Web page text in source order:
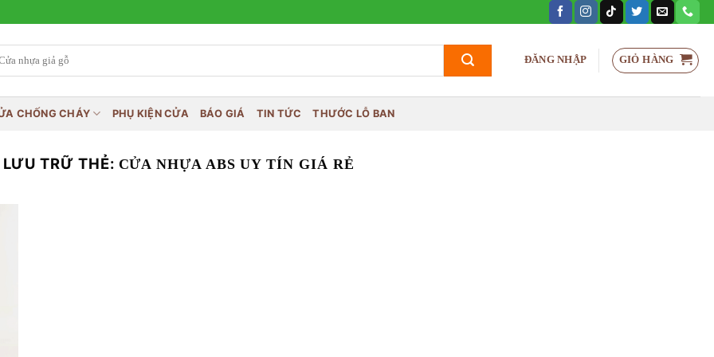
ĐĂNG NHẬP GIỎ HÀNG
CHỐNG CHÁY PHỤ KIỆN CỬA BÁO GIÁ TIN TỨC THƯỚC LỖ BAN
LƯU TRỮ THẺ: CỬA NHỰA ABS UY TÍN GIÁ RẺ